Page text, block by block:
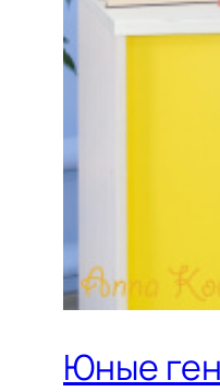
Юные